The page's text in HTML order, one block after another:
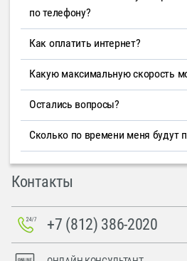
по телефону?
Как оплатить интернет?
Какую максимальную скорость
Остались вопросы?
Сколько по времени меня будут
Контакты
+7 (812) 386-2020